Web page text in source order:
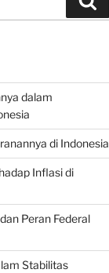
dalam
di Indonesia
Inflasi di
Peran Federal
Stabilitas